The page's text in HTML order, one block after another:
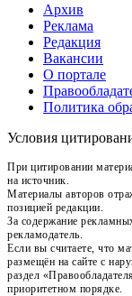
Архив
Реклама
Редакция
Вакансии
О портале
Политика
Условия
При цитировании
на источник.
Материалы авторов
позицией редакции.
За содержание
рекламодатель.
Если вы считаете, что
размещён на сайте с
раздел
приоритетном порядке.